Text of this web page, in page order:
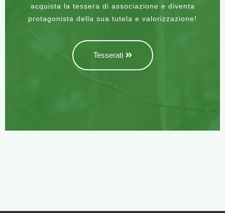
acquista la tessera di associazione e diventa
protagonista della sua tutela e valorizzazione!
Tesserati